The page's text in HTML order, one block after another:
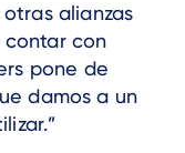
alianzas
contar con
pone de
damos a un